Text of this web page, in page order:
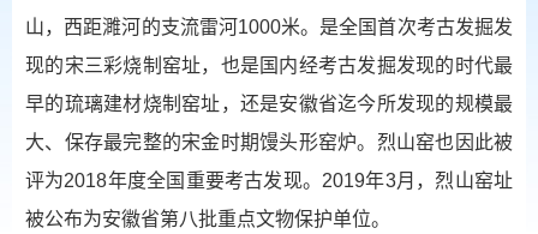
山，西距濉河的支流雷河1000米。是全国首次考古发掘发
现的宋三彩烧制窑址，也是国内经考古发掘发现的时代最
早的琉璃建材烧制窑址，还是安徽省迄今所发现的规模最
大、保存最完整的宋金时期馒头形窑炉。烈山窑也因此被
评为2018年度全国重要考古发现。2019年3月，烈山窑址
被公布为安徽省第八批重点文物保护单位。